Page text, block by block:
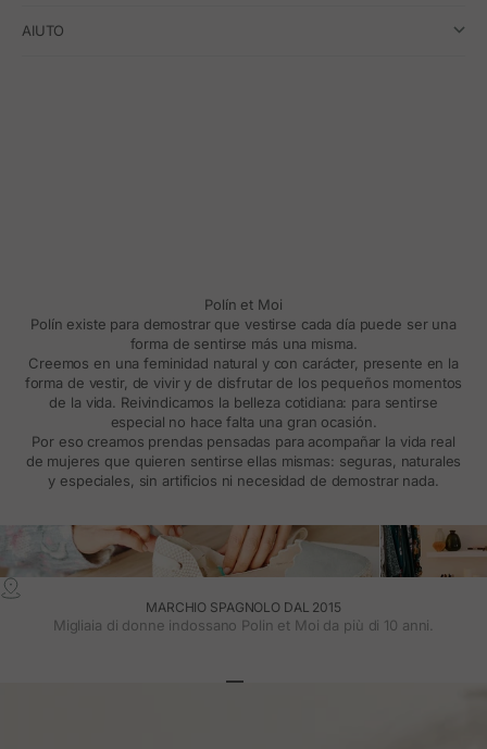
AIUTO
Polín et Moi
Polín existe para demostrar que vestirse cada día puede ser una
forma de sentirse más una misma.
Creemos en una feminidad natural y con carácter, presente en la
forma de vestir, de vivir y de disfrutar de los pequeños momentos
de la vida. Reivindicamos la belleza cotidiana: para sentirse
especial no hace falta una gran ocasión.
Por eso creamos prendas pensadas para acompañar la vida real
de mujeres que quieren sentirse ellas mismas: seguras, naturales
y especiales, sin artificios ni necesidad de demostrar nada.
MARCHIO SPAGNOLO DAL 2015
Migliaia di donne indossano Polin et Moi da più di 10 anni.